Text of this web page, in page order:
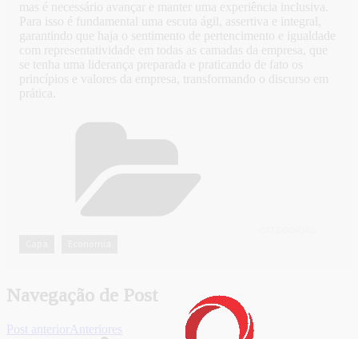
mas é necessário avançar e manter uma experiência inclusiva.
Para isso é fundamental uma escuta ágil, assertiva e integral,
garantindo que haja o sentimento de pertencimento e igualdade
com representatividade em todas as camadas da empresa, que
se tenha uma liderança preparada e praticando de fato os
princípios e valores da empresa, transformando o discurso em
prática.
Navegação de Post
Post anterior Anteriores